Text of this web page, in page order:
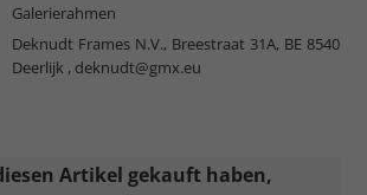
Galerierahmen
Deknudt Frames N.V., Breestraat 31A, BE 8540
Deerlijk , deknudt@gmx.eu
Artikel gekauft haben,